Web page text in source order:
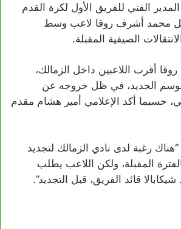
الفني للفريق الأول لكرة القدم
محمد أشرف روقا لاعب وسط
الصيفية المقبلة.
أقرب اللاعبين داخل الزمالك،
الجديد، في ظل خروجه عن
حسبما أكد الإعلامي أمير هشام مقدم
رغبة لدى نادي الزمالك لتجديد
المقبلة، ولكن اللاعب يطلب
قائد الفريق، قبل التجديد”.